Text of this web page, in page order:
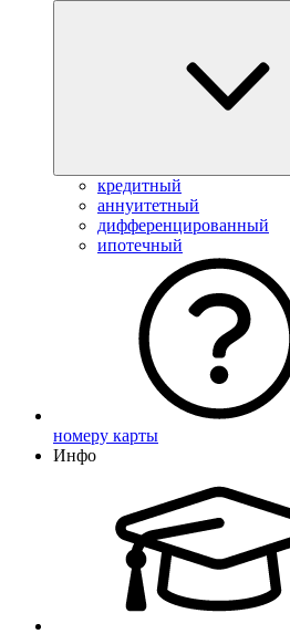
кредитный
аннуитетный
дифференцированный
ипотечный
номеру карты
Инфо